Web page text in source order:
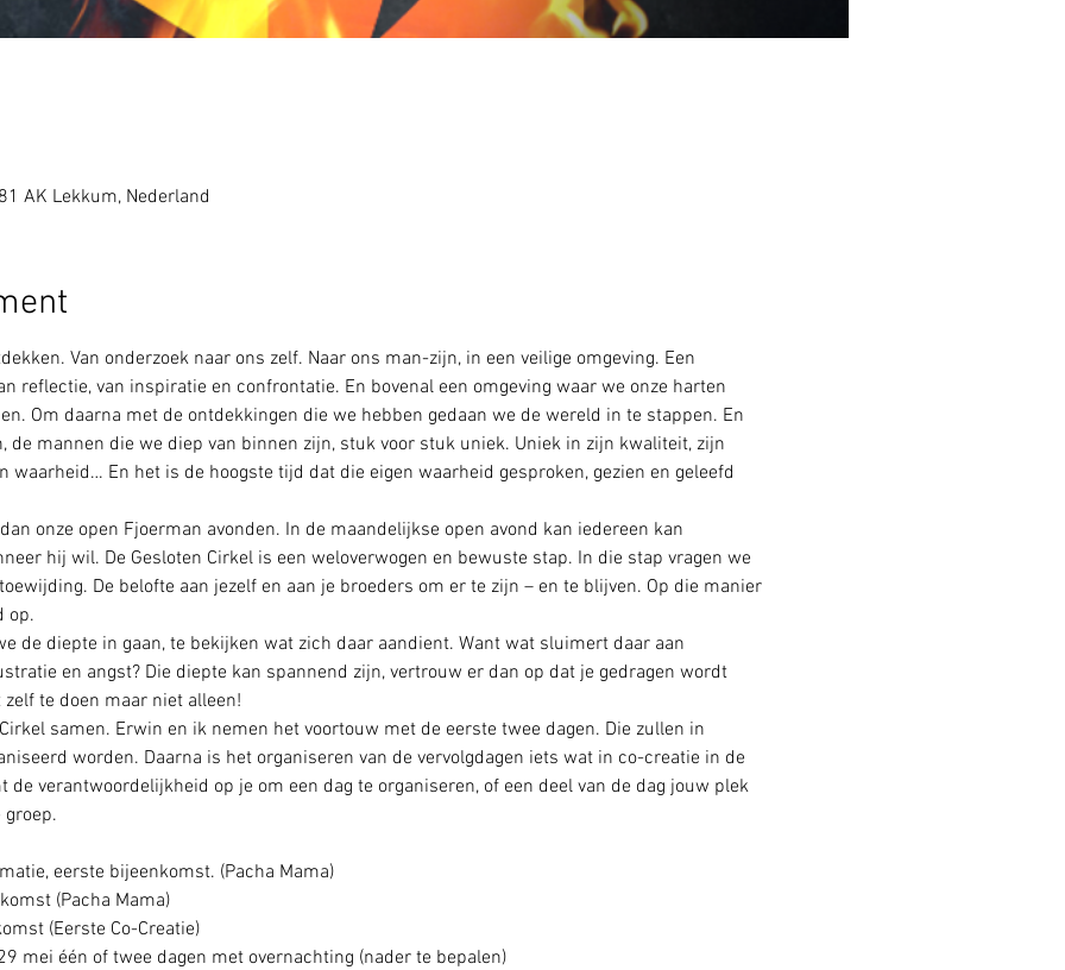
AK Lekkum, Nederland
Van onderzoek naar ons zelf. Naar ons man-zijn, in een veilige omgeving. Een
reflectie, van inspiratie en confrontatie. En bovenal een omgeving waar we onze harten
Om daarna met de ontdekkingen die we hebben gedaan we de wereld in te stappen. En
de mannen die we diep van binnen zijn, stuk voor stuk uniek. Uniek in zijn kwaliteit, zijn
waarheid… En het is de hoogste tijd dat die eigen waarheid gesproken, gezien en geleefd
onze open Fjoerman avonden. In de maandelijkse open avond kan iedereen kan
hij wil. De Gesloten Cirkel is een weloverwogen en bewuste stap. In die stap vragen we
De belofte aan jezelf en aan je broeders om er te zijn – en te blijven. Op die manier
op.
de diepte in gaan, te bekijken wat zich daar aandient. Want wat sluimert daar aan
en angst? Die diepte kan spannend zijn, vertrouw er dan op dat je gedragen wordt
te doen maar niet alleen!
samen. Erwin en ik nemen het voortouw met de eerste twee dagen. Die zullen in
worden. Daarna is het organiseren van de vervolgdagen iets wat in co-creatie in de
de verantwoordelijkheid op je om een dag te organiseren, of een deel van de dag jouw plek
eerste bijeenkomst. (Pacha Mama)
(Pacha Mama)
(Eerste Co-Creatie)
mei één of twee dagen met overnachting (nader te bepalen)